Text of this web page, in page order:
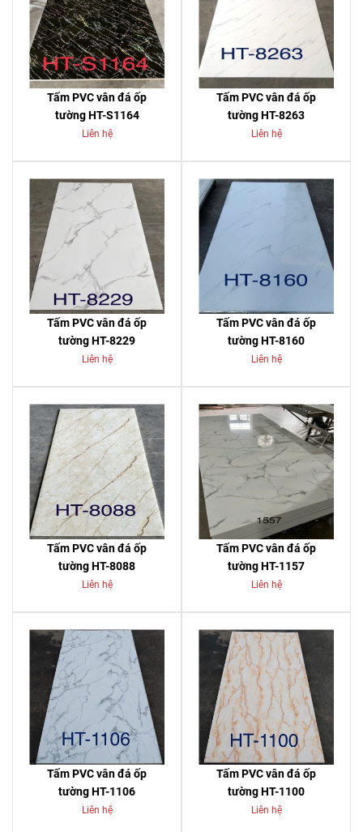
Tấm PVC vân đá ốp
tường HT-S1164
Liên hệ
Tấm PVC vân đá ốp
tường HT-8263
Liên hệ
Tấm PVC vân đá ốp
tường HT-8229
Liên hệ
Tấm PVC vân đá ốp
tường HT-8160
Liên hệ
Tấm PVC vân đá ốp
tường HT-8088
Liên hệ
Tấm PVC vân đá ốp
tường HT-1157
Liên hệ
Tấm PVC vân đá ốp
tường HT-1106
Liên hệ
Tấm PVC vân đá ốp
tường HT-1100
Liên hệ